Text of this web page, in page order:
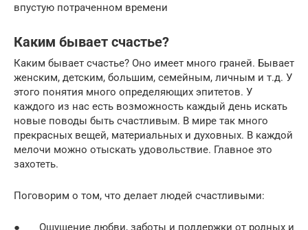
впустую потраченном времени
Каким бывает счастье?
Каким бывает счастье? Оно имеет много граней. Бывает
женским, детским, большим, семейным, личным и т.д. У
этого понятия много определяющих эпитетов. У
каждого из нас есть возможность каждый день искать
новые поводы быть счастливым. В мире так много
прекрасных вещей, материальных и духовных. В каждой
мелочи можно отыскать удовольствие. Главное это
захотеть.
Поговорим о том, что делает людей счастливыми:
● Ощущение любви, заботы и поддержки от родных и